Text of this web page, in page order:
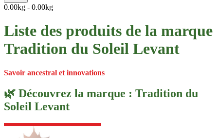
0.00kg - 0.00kg
Liste des produits de la marque
Tradition du Soleil Levant
Savoir ancestral et innovations
🌿 Découvrez la marque : Tradition du
Soleil Levant